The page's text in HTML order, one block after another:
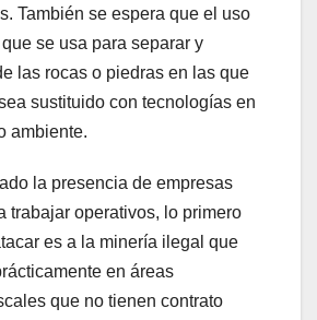
También se espera que el uso
se usa para separar y
las rocas o piedras en las que
sustituido con tecnologías en
ambiente.
la presencia de empresas
trabajar operativos, lo primero
es a la minería ilegal que
en áreas
que no tienen contrato